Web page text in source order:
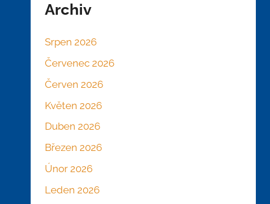
Archiv
Srpen 2026
Červenec 2026
Červen 2026
Květen 2026
Duben 2026
Březen 2026
Únor 2026
Leden 2026